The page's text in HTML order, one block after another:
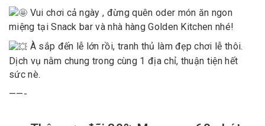
Vui chơi cả ngày , đừng quên oder món ăn ngon
miệng tại Snack bar và nhà hàng Golden Kitchen nhé!
À sắp đến lễ lớn rồi, tranh thủ làm đẹp chơi lễ thôi.
Dịch vụ nằm chung trong cùng 1 địa chỉ, thuận tiện hết
sức nè.
——-